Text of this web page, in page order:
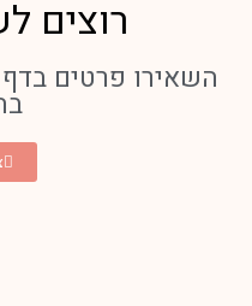
רוצים
השאירו פרטים